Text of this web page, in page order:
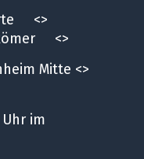
<>
<>
Mitte <>
im